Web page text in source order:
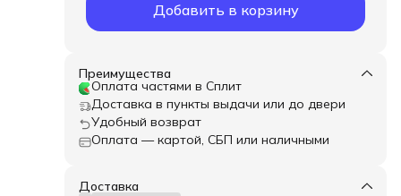
Добавить в корзину
Преимущества
Оплата частями в Сплит
Доставка в пункты выдачи или до двери
Удобный возврат
Оплата — картой, СБП или наличными
Доставка